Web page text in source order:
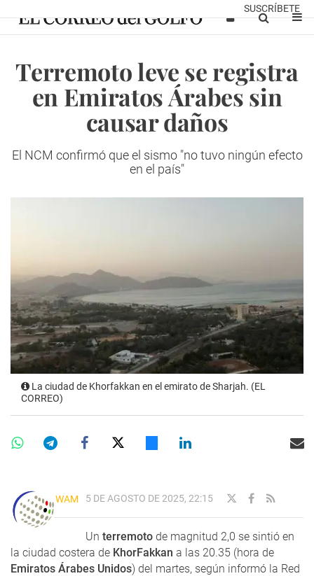
SUSCRÍBETE
Terremoto leve se registra
en Emiratos Árabes sin
causar daños
El NCM confirmó que el sismo "no tuvo ningún efecto
en el país"
La ciudad de Khorfakkan en el emirato de Sharjah. (EL
CORREO)
WAM 5 DE AGOSTO DE 2025, 22:15
Un terremoto de magnitud 2,0 se sintió en
la ciudad costera de KhorFakkan a las 20.35 (hora de
Emiratos Árabes Unidos) del martes, según informó la Red